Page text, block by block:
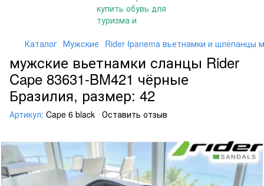
Каталог Мужские Rider Ipanema вьетнамки и шлёпанцы
мужские вьетнамки сланцы Rider
Cape 83631-BM421 чёрные
Бразилия, размер: 42
Артикул: Cape 6 black Оставить отзыв